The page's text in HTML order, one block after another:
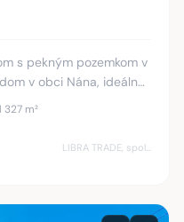
s pekným pozemkom v
v obci Nána, ideálny
Nehnuteľnosť sa
327 m²
LIBRA TRADE, spol.s.r.o.